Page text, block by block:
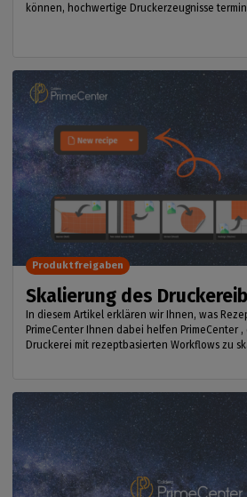
können, hochwertige Druckerzeugnisse
Skalierung des
In diesem Artikel erklären wir Ihnen, was
PrimeCenter Ihnen dabei helfen PrimeCenter
Druckerei mit rezeptbasierten Workflows zu
Produktfreigaben